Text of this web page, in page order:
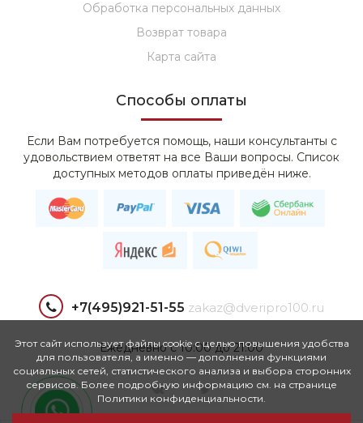
Обработка персональных данных
Возврат товара
Карта сайта
Способы оплаты
Если Вам потребуется помощь, наши консультанты с
удовольствием ответят на все Ваши вопросы. Список
доступных методов оплаты приведён ниже.
+7(495)921-51-55 zakaz@dveripro100.ru
Ежедневно с 10:00 до 21:00
Этот сайт использует файлы cookie с целью повышения удобства
для пользователя, а именно — дополнения функциями
социальных сетей, статистического анализа и выбора сторонних
сервисов. Более подробную информацию см. на странице
Политики конфиденциальности.